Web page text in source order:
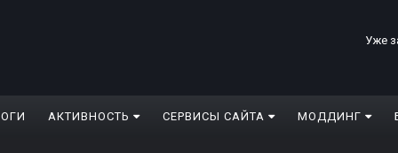
Уже
АКТИВНОСТЬ СЕРВИСЫ САЙТА МОДДИНГ